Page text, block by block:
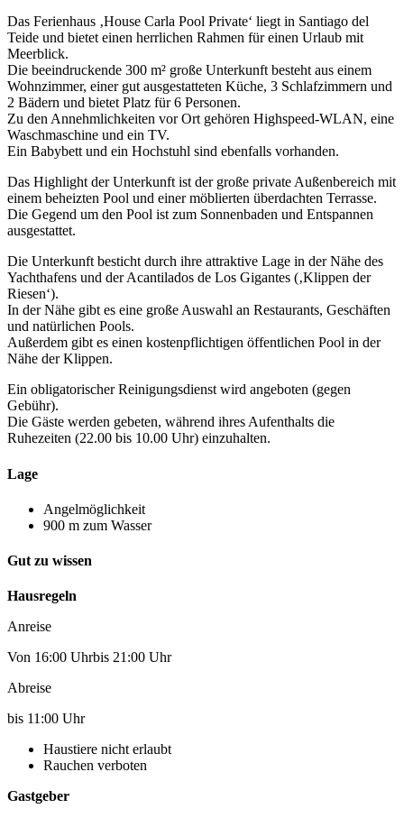
Das Ferienhaus ‚House Carla Pool Private‘ liegt in Santiago del
Teide und bietet einen herrlichen Rahmen für einen Urlaub mit
Meerblick.
Die beeindruckende 300 m² große Unterkunft besteht aus einem
Wohnzimmer, einer gut ausgestatteten Küche, 3 Schlafzimmern und
2 Bädern und bietet Platz für 6 Personen.
Zu den Annehmlichkeiten vor Ort gehören Highspeed-WLAN, eine
Waschmaschine und ein TV.
Ein Babybett und ein Hochstuhl sind ebenfalls vorhanden.
Das Highlight der Unterkunft ist der große private Außenbereich mit
einem beheizten Pool und einer möblierten überdachten Terrasse.
Die Gegend um den Pool ist zum Sonnenbaden und Entspannen
ausgestattet.
Die Unterkunft besticht durch ihre attraktive Lage in der Nähe des
Yachthafens und der Acantilados de Los Gigantes (‚Klippen der
Riesen‘).
In der Nähe gibt es eine große Auswahl an Restaurants, Geschäften
und natürlichen Pools.
Außerdem gibt es einen kostenpflichtigen öffentlichen Pool in der
Nähe der Klippen.
Ein obligatorischer Reinigungsdienst wird angeboten (gegen
Gebühr).
Die Gäste werden gebeten, während ihres Aufenthalts die
Ruhezeiten (22.00 bis 10.00 Uhr) einzuhalten.
Lage
Angelmöglichkeit
900 m zum Wasser
Gut zu wissen
Hausregeln
Anreise
Von 16:00 Uhrbis 21:00 Uhr
Abreise
bis 11:00 Uhr
Haustiere nicht erlaubt
Rauchen verboten
Gastgeber